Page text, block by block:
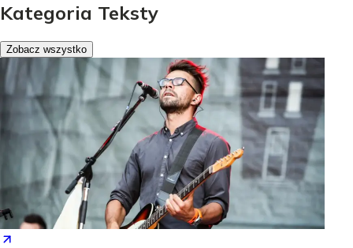
Kategoria Teksty
Zobacz wszystko